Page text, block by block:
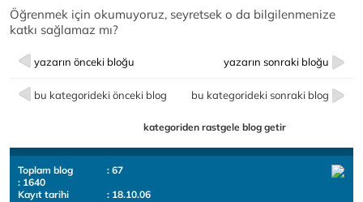
Öğrenmek için okumuyoruz, seyretsek o da bilgilenmenize
katkı sağlamaz mı?
yazarın önceki bloğu yazarın sonraki bloğu
bu kategorideki önceki blog bu kategorideki sonraki blog
kategoriden rastgele blog getir
Toplam blog
: 67
: 1640
Kayıt tarihi
: 18.10.06